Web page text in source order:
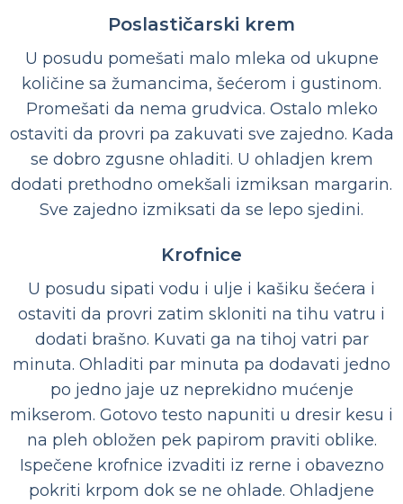
Poslastičarski krem
U posudu pomešati malo mleka od ukupne
količine sa žumancima, šećerom i gustinom.
Promešati da nema grudvica. Ostalo mleko
ostaviti da provri pa zakuvati sve zajedno. Kada
se dobro zgusne ohladiti. U ohladjen krem
dodati prethodno omekšali izmiksan margarin.
Sve zajedno izmiksati da se lepo sjedini.
Krofnice
U posudu sipati vodu i ulje i kašiku šećera i
ostaviti da provri zatim skloniti na tihu vatru i
dodati brašno. Kuvati ga na tihoj vatri par
minuta. Ohladiti par minuta pa dodavati jedno
po jedno jaje uz neprekidno mućenje
mikserom. Gotovo testo napuniti u dresir kesu i
na pleh obložen pek papirom praviti oblike.
Ispečene krofnice izvaditi iz rerne i obavezno
pokriti krpom dok se ne ohlade. Ohladjene